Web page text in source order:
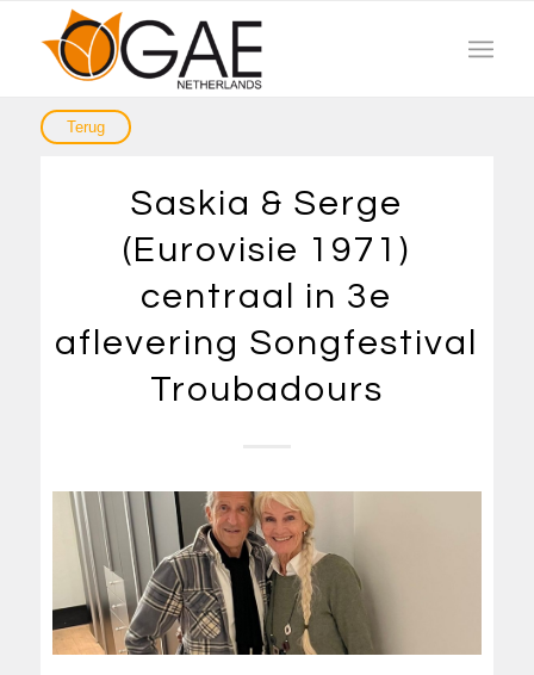
Saskia & Serge
(Eurovisie 1971)
centraal in 3e
aflevering Songfestival
Troubadours